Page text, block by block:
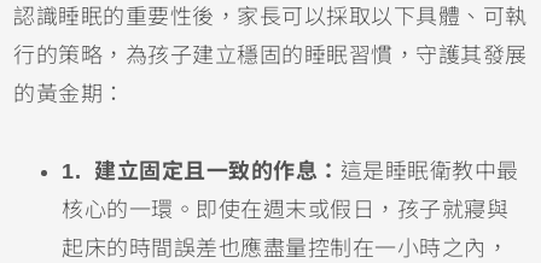
認識睡眠的重要性後，家長可以採取以下具體、可執
行的策略，為孩子建立穩固的睡眠習慣，守護其發展
的黃金期：
1. 建立固定且一致的作息： 這是睡眠衛教中最
核心的一環。即使在週末或假日，孩子就寢與
起床的時間誤差也應盡量控制在一小時之內，